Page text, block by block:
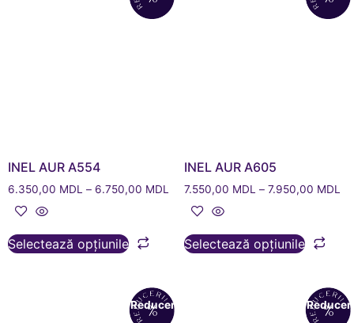
INEL AUR A554
6.350,00 MDL – 6.750,00 MDL
Selectează opțiunile
INEL AUR A605
7.550,00 MDL – 7.950,00 MDL
Selectează opțiunile
Reduceri!